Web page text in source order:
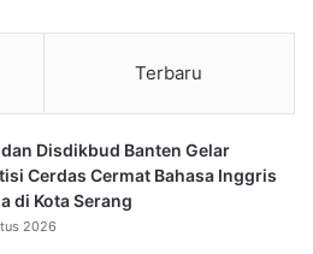
Terbaru
Disdikbud Banten Gelar
Cerdas Cermat Bahasa Inggris
di Kota Serang
2026